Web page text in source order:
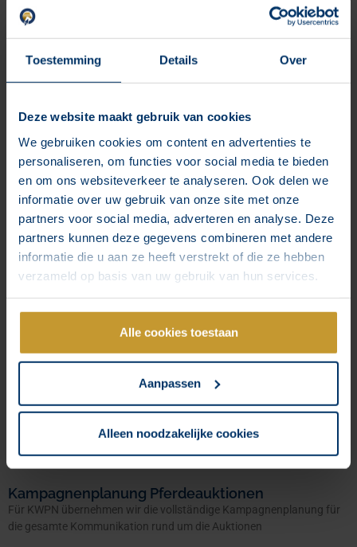
Toestemming Details Over
Deze website maakt gebruik van cookies
We gebruiken cookies om content en advertenties te
personaliseren, om functies voor social media te bieden
en om ons websiteverkeer te analyseren. Ook delen we
informatie over uw gebruik van onze site met onze
partners voor social media, adverteren en analyse. Deze
partners kunnen deze gegevens combineren met andere
informatie die u aan ze heeft verstrekt of die ze hebben
verzameld op basis van uw gebruik van hun services.
Alle cookies toestaan
Aanpassen
Alleen noodzakelijke cookies
Online-Werbung für Fohlenauktionen
Wir begleiten Grand Prix Sales bei der Umsetzung und Optimierung
von Meta- und Google Ads
Kampagnenplanung Pferdeauktionen
Für KWPN übernehmen wir die vollständige Kampagnenplanung für
die gesamte Kommunikation rund um die Auktionen